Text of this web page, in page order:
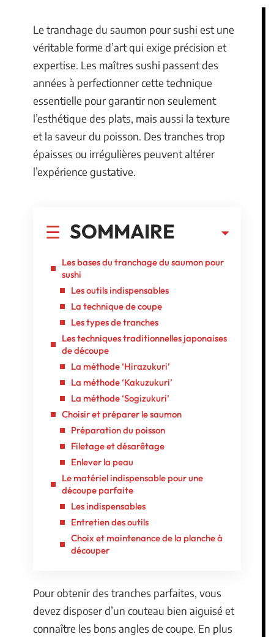
Le tranchage du saumon pour sushi est une
véritable forme d’art qui exige précision et
expertise. Les maîtres sushi passent des
années à perfectionner cette technique
essentielle pour garantir non seulement
l’esthétique des plats, mais aussi la texture
et la saveur du poisson. Des tranches trop
épaisses ou irrégulières peuvent altérer
l’expérience gustative.
SOMMAIRE
Les bases du tranchage du saumon pour
sushi
Les outils indispensables
La technique de coupe
Les types de tranches
Les techniques traditionnelles japonaises
de découpe
La méthode ‘Hirazukuri’
La méthode ‘Kakuzukuri’
La méthode ‘Sogizukuri’
Choisir et préparer le saumon
Préparation du poisson
Filetage et désarêtage
Enlever la peau
Le matériel indispensable pour une
découpe parfaite
Les indispensables
Entretien des outils
Choix et maintenance de la planche à
découper
Pour obtenir des tranches parfaites, vous
devez disposer d’un couteau bien aiguisé et
connaître les bons angles de coupe. En plus